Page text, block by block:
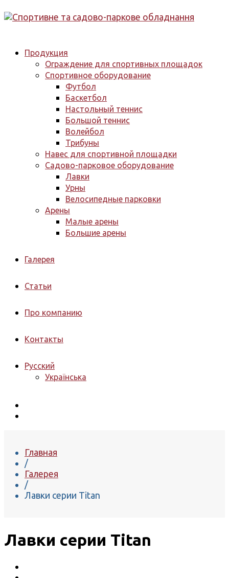
Продукция
Ограждение для спортивных площадок
Спортивное оборудование
Футбол
Баскетбол
Настольный теннис
Большой теннис
Волейбол
Трибуны
Навес для спортивной площадки
Садово-парковое оборудование
Лавки
Урны
Велосипедные парковки
Арены
Малые арены
Большие арены
Галерея
Статьи
Про компанию
Контакты
Русский
Українська
Главная
/
Галерея
/
Лавки серии Titan
Лавки серии Titan